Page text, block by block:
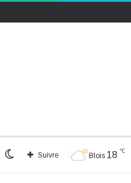
Blois 18 ℃
Suivre
Switch
Rechercher